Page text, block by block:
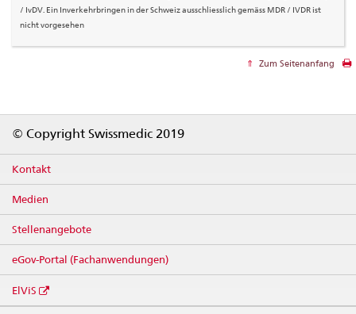
/ IvDV. Ein Inverkehrbringen in der Schweiz ausschliesslich gemäss MDR / IVDR ist
nicht vorgesehen
Zum Seitenanfang
© Copyright Swissmedic 2019
Kontakt
Medien
Stellenangebote
eGov-Portal (Fachanwendungen)
ElViS